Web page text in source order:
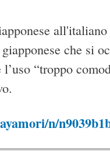
che si
“troppo
n/